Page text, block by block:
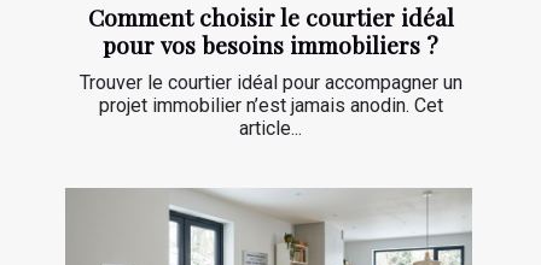
Comment choisir le courtier idéal
pour vos besoins immobiliers ?
Trouver le courtier idéal pour accompagner un
projet immobilier n’est jamais anodin. Cet
article...